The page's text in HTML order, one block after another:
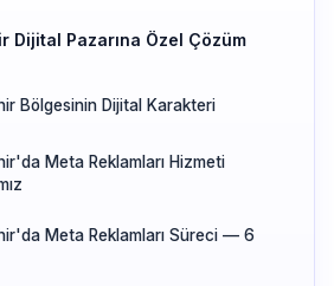
Dijital Pazarına Özel Çözüm
Bölgesinin Dijital Karakteri
Meta Reklamları Hizmeti
Meta Reklamları Süreci — 6